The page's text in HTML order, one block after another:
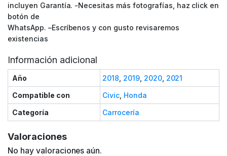
incluyen Garantía. -Necesitas más fotografías, haz click en
botón de
WhatsApp. –Escríbenos y con gusto revisaremos
existencias
Información adicional
Año 2018 2019, 2020, 2021
Compatible con
Civic, Honda
Categoría
Carrocería
Valoraciones
No hay valoraciones aún.